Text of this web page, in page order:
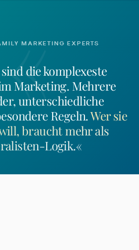
«
MARKETING EXPERTS
die komplexeste
Marketing. Mehrere
unterschiedliche
Regeln.Wer sie
braucht mehr als
Logik.«